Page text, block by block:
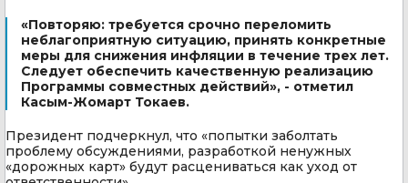
«Повторяю: требуется срочно переломить
неблагоприятную ситуацию, принять конкретные
меры для снижения инфляции в течение трех лет.
Следует обеспечить качественную реализацию
Программы совместных действий», - отметил
Касым-Жомарт Токаев.
Президент подчеркнул, что «попытки заболтать
проблему обсуждениями, разработкой ненужных
«дорожных карт» будут расцениваться как уход от